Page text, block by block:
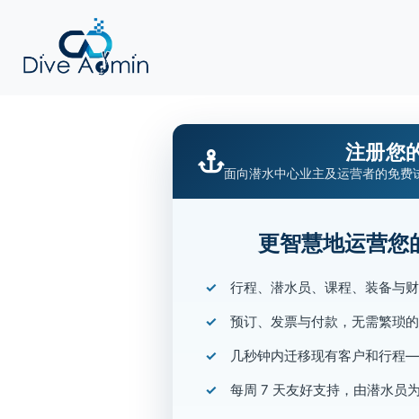
注册您
面向潜水中心业主及运营者的免费
更智慧地运营您
行程、潜水员、课程、装备与
预订、发票与付款，无需繁琐的
几秒钟内迁移现有客户和行程
每周 7 天友好支持，由潜水员